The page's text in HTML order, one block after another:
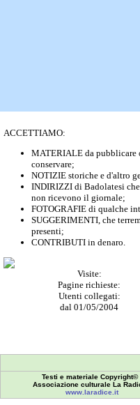
ACCETTIAMO:
MATERIALE da pubblicare
conservare;
NOTIZIE storiche e d'altro
INDIRIZZI di Badolatesi
non ricevono il giornale;
FOTOGRAFIE di qualche
SUGGERIMENTI, che
presenti;
CONTRIBUTI in denaro.
Visite:
Pagine richieste:
Utenti collegati:
dal 01/05/2004
Testi e materiale Copyright©
Associazione culturale La
www.laradice.it